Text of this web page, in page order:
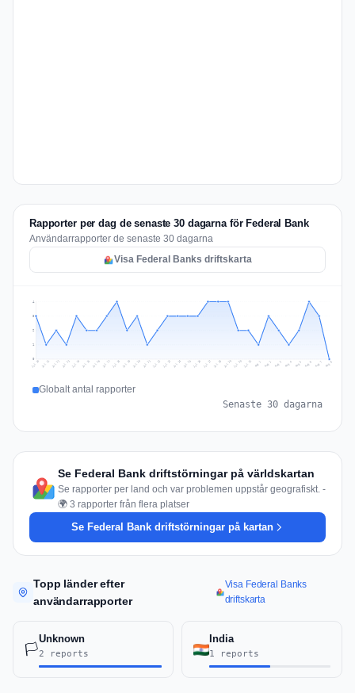
Rapporter per dag de senaste 30 dagarna för Federal Bank
Användarrapporter de senaste 30 dagarna
Visa Federal Banks driftskarta
1
2
3
4
Jul 10 Jul 11 Jul 12 Jul 13 Jul 14 Jul 15 Jul 16 Jul 17 Jul 18 Jul 19 Jul 20 Jul 21 Jul 22 Jul 23 Jul 24 Jul 25 Jul 26 Jul 27 Jul 28 Jul 29 Jul 30 Jul 31 Aug 1 Aug 2 Aug 3 Aug 4 Aug 5 Aug 6 Aug 7 Aug 8
Globalt antal rapporter
Senaste 30 dagarna
Se Federal Bank driftstörningar på världskartan
Se rapporter per land och var problemen uppstår geografiskt. -
🌍 3 rapporter från flera platser
Se Federal Bank driftstörningar på kartan
Topp länder efter
användarrapporter
Visa Federal Banks
driftskarta
🏳️
Unknown
2 reports
India
1 reports